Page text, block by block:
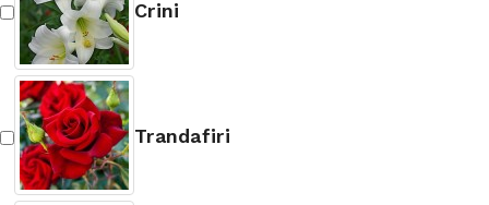
Crini
Trandafiri